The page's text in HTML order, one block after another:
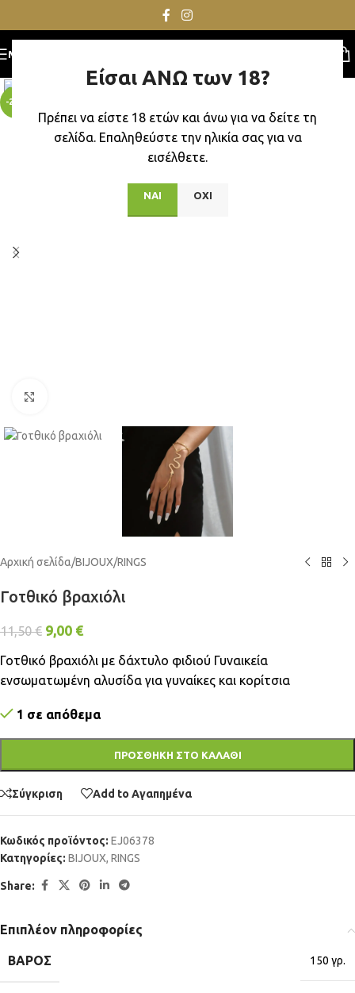
Είσαι ΑΝΩ των 18?
Πρέπει να είστε 18 ετών και άνω για να δείτε τη
σελίδα. Επαληθεύστε την ηλικία σας για να
εισέλθετε.
ΝΑΙ ΟΧΙ
MENU
-22%
Αρχική σελίδα/BIJOUX/RINGS
Γοτθικό βραχιόλι
11,50€ 9,00 €
Γοτθικό βραχιόλι με δάχτυλο φιδιού Γυναικεία
ενσωματωμένη αλυσίδα για γυναίκες και κορίτσια
1 σε απόθεμα
ΠΡΟΣΘΉΚΗ ΣΤΟ ΚΑΛΆΘΙ
Σύγκριση Add to Αγαπημένα
Κωδικός προϊόντος: EJ06378
Κατηγορίες: BIJOUX, RINGS
Share:
Επιπλέον πληροφορίες
ΒΆΡΟΣ 150 γρ.